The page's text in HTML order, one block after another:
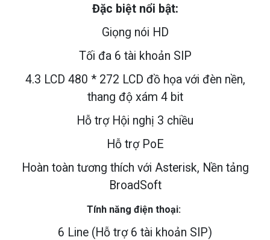
Chức năng : Gọi giữ, tắt tiếng, tự động trả lời, gọi lại, DND
Chức năng: Quay số nhanh, Hotline
Danh bạ : Danh bạ (500 mục), Danh sách đen (100 mục),
Nhật ký cuộc gọi (100 mục)
Hỗ trợ : tối đa 3 mô-đun mở rộng
Đặc biệt nổi bật:
Giọng nói HD
Tối đa 6 tài khoản SIP
4.3 LCD 480 * 272 LCD đồ họa với đèn nền,
thang độ xám 4 bit
Hỗ trợ Hội nghị 3 chiều
Hỗ trợ PoE
Hoàn toàn tương thích với Asterisk, Nền tảng
BroadSoft
Tính năng điện thoại:
6 Line (Hỗ trợ 6 tài khoản SIP)